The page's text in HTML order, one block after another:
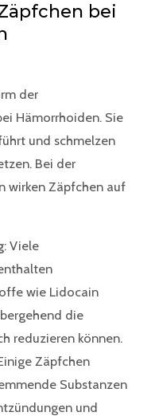
bei
der
Hämorrhoiden. Sie
und schmelzen
Bei der
wirken Zäpfchen auf
: Viele
wie Lidocain
die
reduzieren können.
Zäpfchen
Substanzen
und